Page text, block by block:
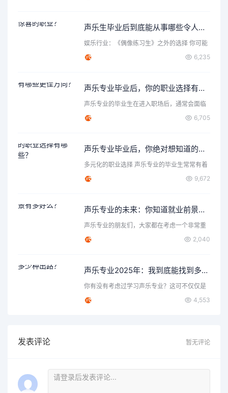
声乐生毕业后到底能从事哪些令人惊喜的职业？
娱乐行业：《偶像练习生》之外的选择 你可能
首先想到了成为歌手…
6,235
声乐专业毕业后，你的职业选择有哪些更佳方向？
声乐专业的毕业生在进入职场后，通常会面临
各种各样的选择和机遇…
6,705
声乐专业毕业后，你绝对想知道的职业选择有哪些？
多元化的职业选择 声乐专业的毕业生常常有着
丰富的表达力和创造…
9,672
声乐专业的未来：你知道就业前景有多好么？
声乐专业的朋友们，大家都在考虑一个非常重
要的问题，那就是声乐…
2,040
声乐专业2025年：我到底能找到多少种出路？
你有没有考虑过学习声乐专业？这可不仅仅是
唱歌那么简单，背后隐…
4,553
发表评论 暂无评论